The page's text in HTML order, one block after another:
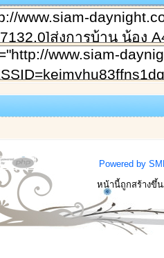
Powered by
หน้านี้ถูกสร้างขึ้น